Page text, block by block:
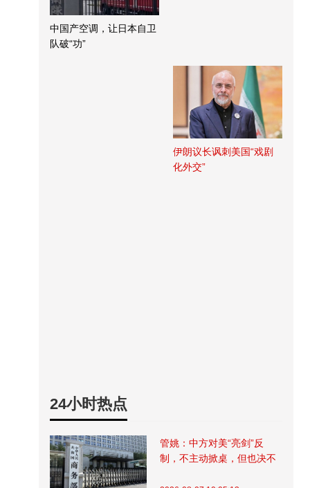
中国产空调，让日本自卫
队破“功”
伊朗议长讽刺美国“戏剧
化外交”
24小时热点
管姚：中方对美“亮剑”反
制，不主动掀桌，但也决不